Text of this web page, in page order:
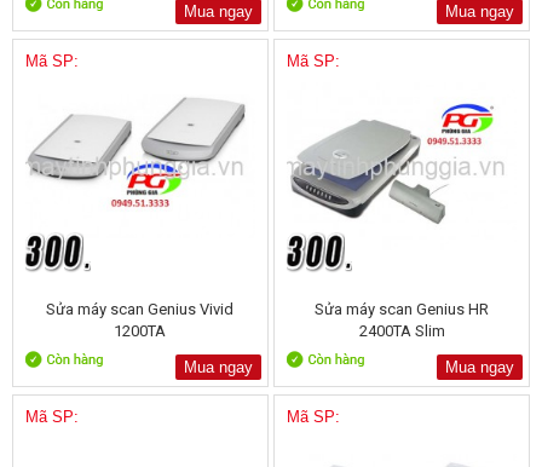
Mua ngay
Mua ngay
Mã SP:
Sửa máy scan Genius Vivid
1200TA
Mua ngay
Mã SP:
Sửa máy scan Genius HR
2400TA Slim
Mua ngay
Mã SP: Mã SP: